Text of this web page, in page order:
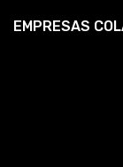
EMPRESAS